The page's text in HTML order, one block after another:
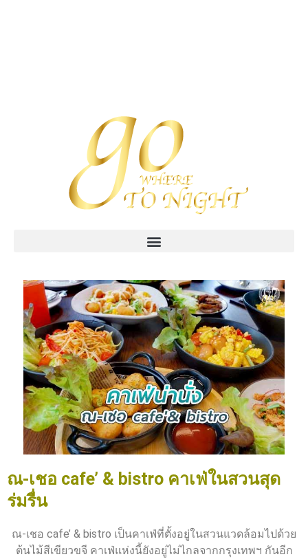
ณ-เชอ cafe’ & bistro คาเฟ่ในสวนสุด
ร่มรื่น
ณ-เชอ cafe’ & bistro เป็นคาเฟ่ที่ตั้งอยู่ในสวนแวดล้อมไปด้วย
ต้นไม้สีเขียวขจี คาเฟ่แห่งนี้ยังอยู่ไม่ไกลจากกรุงเทพฯ กันอีก